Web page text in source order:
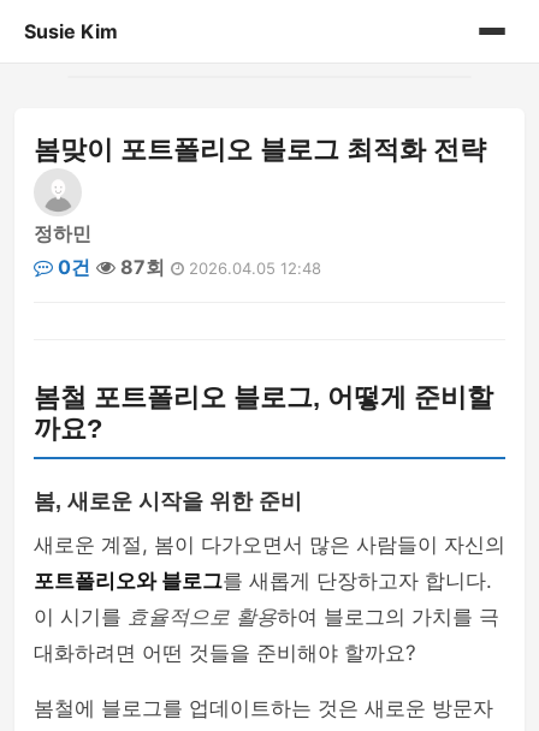
Susie Kim
게시판
봄맞이 포트폴리오 블로그 최적화 전략
정하민
0건
87회 2026.04.05 12:48
봄철 포트폴리오 블로그, 어떻게 준비할
까요?
봄, 새로운 시작을 위한 준비
새로운 계절, 봄이 다가오면서 많은 사람들이 자신의
포트폴리오와 블로그를 새롭게 단장하고자 합니다.
이 시기를 효율적으로 활용하여 블로그의 가치를 극
대화하려면 어떤 것들을 준비해야 할까요?
봄철에 블로그를 업데이트하는 것은 새로운 방문자